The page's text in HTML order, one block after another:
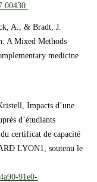
A., & Bradt, J.
A Mixed Methods
medicine
Impacts d’une
d’étudiants
certificat de capacité
LYON1, soutenu le
91e0-